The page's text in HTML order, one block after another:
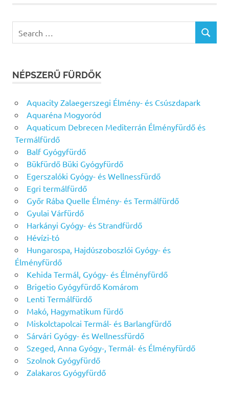
for:
SEARCH
NÉPSZERŰ FÜRDŐK
Aquacity Zalaegerszegi Élmény- és Csúszdapark
Aquaréna Mogyoród
Aquaticum Debrecen Mediterrán Élményfürdő és
Termálfürdő
Balf Gyógyfürdő
Bükfürdő Büki Gyógyfürdő
Egerszalóki Gyógy- és Wellnessfürdő
Egri termálfürdő
Győr Rába Quelle Élmény- és Termálfürdő
Gyulai Várfürdő
Harkányi Gyógy- és Strandfürdő
Hévízi-tó
Hungarospa, Hajdúszoboszlói Gyógy- és
Élményfürdő
Kehida Termál, Gyógy- és Élményfürdő
Brigetio Gyógyfürdő Komárom
Lenti Termálfürdő
Makó, Hagymatikum fürdő
Miskolctapolcai Termál- és Barlangfürdő
Sárvári Gyógy- és Wellnessfürdő
Szeged, Anna Gyógy-, Termál- és Élményfürdő
Szolnok Gyógyfürdő
Zalakaros Gyógyfürdő